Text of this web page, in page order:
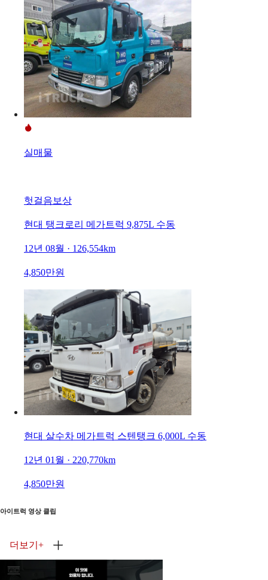
실매물
헛걸음보상
현대 탱크로리 메가트럭 9,875L 수동
12년 08월 · 126,554km
4,850만원
현대 살수차 메가트럭 스텐탱크 6,000L 수동
12년 01월 · 220,770km
4,850만원
아이트럭 영상 클립
더보기 +